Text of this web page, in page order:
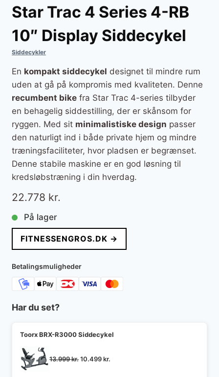
Star Trac 4 Series 4-RB
10″ Display Siddecykel
Siddecykler
En kompakt siddecykel designet til mindre rum
uden at gå på kompromis med kvaliteten. Denne
recumbent bike fra Star Trac 4-series tilbyder
en behagelig siddestilling, der er skånsom for
ryggen. Med sit minimalistiske design passer
den naturligt ind i både private hjem og mindre
træningsfaciliteter, hvor pladsen er begrænset.
Denne stabile maskine er en god løsning til
kredsløbstræning i din hverdag.
22.778 kr.
På lager
FITNESSENGROS.DK →
Betalingsmuligheder
Har du set?
Toorx BRX-R3000 Siddecykel
13.999kr.Den
10.499kr.